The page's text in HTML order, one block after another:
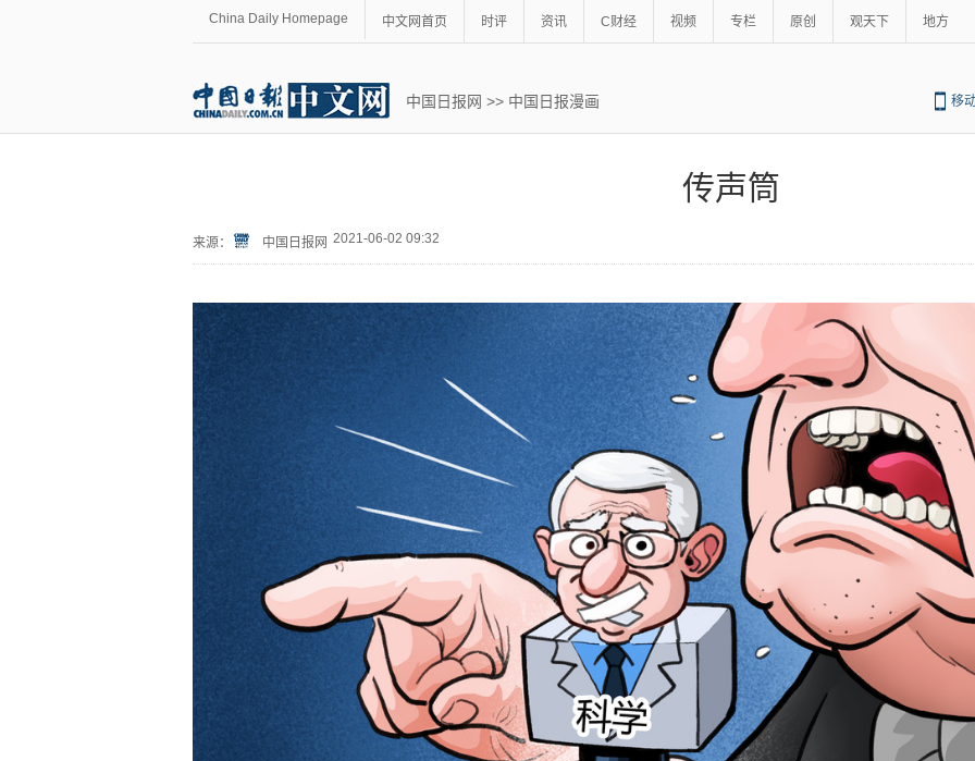
China Daily Homepage 中文网首页 时评 资讯 C财经 视频 专栏 原创 观天下 地方
中国日报网 >> 中国日报漫画 移
传声筒
来源： 中国日报网 2021-06-02 09:32